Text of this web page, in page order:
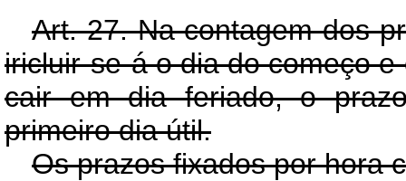
Art. 27. Na contagem dos
iricluir-se-á o dia do começo
cair em dia feriado, o
primeiro dia útil.
Os prazos fixados por hora